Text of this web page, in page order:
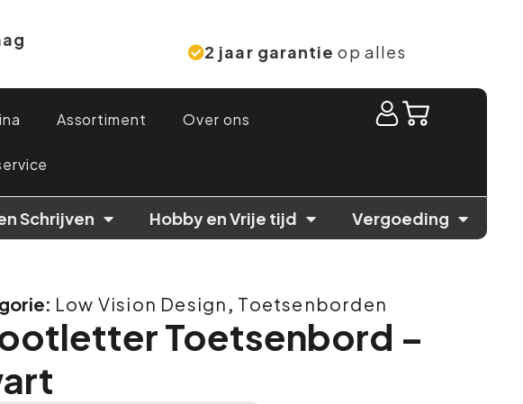
2 jaar garantie op alles
Assortiment Over ons
Schrijven Hobby en Vrije tijd Vergoeding
Low Vision Design , Toetsenborden
Toetsenbord –